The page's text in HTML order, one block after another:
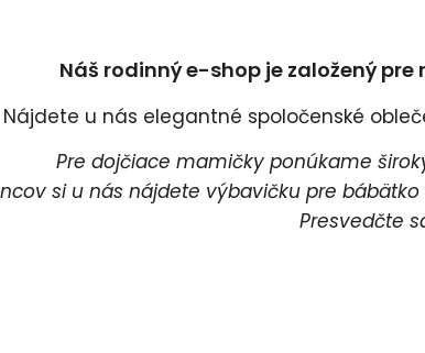
Náš rodinný e-shop je založený
Nájdete u nás elegantné spoločenské
Pre dojčiace mamičky ponúkame
si u nás nájdete výbavičku pre
Presvedčte
Prajeme